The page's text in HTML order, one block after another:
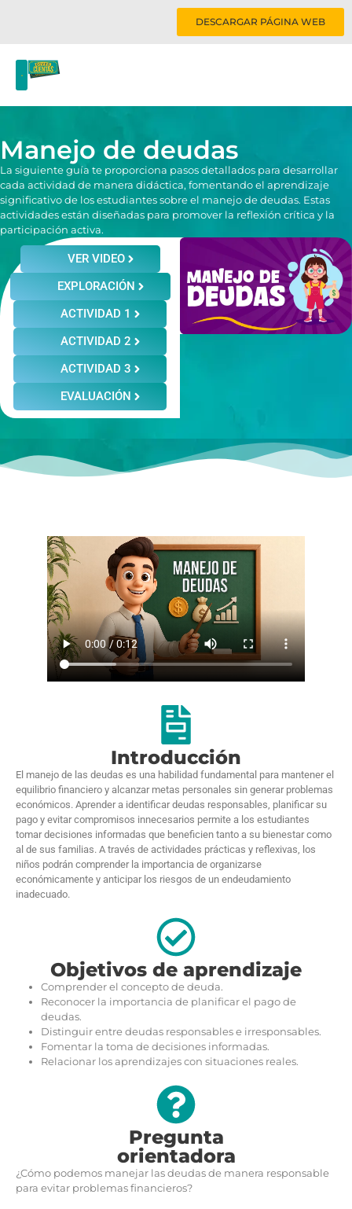
DESCARGAR PÁGINA WEB
Manejo de deudas
La siguiente guía te proporciona pasos detallados para desarrollar
cada actividad de manera didáctica, fomentando el aprendizaje
significativo de los estudiantes sobre el manejo de deudas. Estas
actividades están diseñadas para promover la reflexión crítica y la
participación activa.
VER VIDEO
EXPLORACIÓN
ACTIVIDAD 1
ACTIVIDAD 2
ACTIVIDAD 3
EVALUACIÓN
Introducción
El manejo de las deudas es una habilidad fundamental para mantener el
equilibrio financiero y alcanzar metas personales sin generar problemas
económicos. Aprender a identificar deudas responsables, planificar su
pago y evitar compromisos innecesarios permite a los estudiantes
tomar decisiones informadas que beneficien tanto a su bienestar como
al de sus familias. A través de actividades prácticas y reflexivas, los
niños podrán comprender la importancia de organizarse
económicamente y anticipar los riesgos de un endeudamiento
inadecuado.
Objetivos de aprendizaje
Comprender el concepto de deuda.
Reconocer la importancia de planificar el pago de
deudas.
Distinguir entre deudas responsables e irresponsables.
Fomentar la toma de decisiones informadas.
Relacionar los aprendizajes con situaciones reales.
Pregunta
orientadora
¿Cómo podemos manejar las deudas de manera responsable
para evitar problemas financieros?